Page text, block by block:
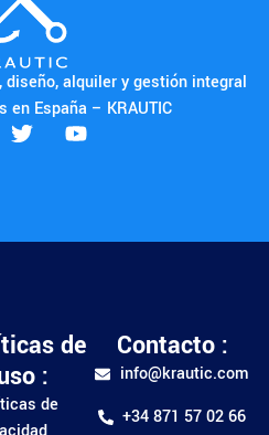
alquiler y gestión integral
en España – KRAUTIC
de
:
de
Contacto :
info@krautic.com
+34 871 57 02 66